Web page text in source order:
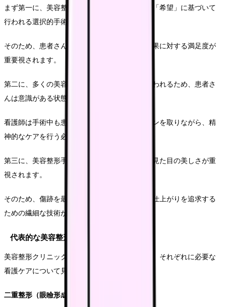
まず第一に、美容整形手術は「必要性」よりも「希望」に基づいて
行われる選択的手術がほとんどです。
そのため、患者さんの期待値が非常に高く、結果に対する満足度が
重要視されます。
第二に、多くの美容整形手術は局所麻酔下で行われるため、患者さ
んは意識がある状態です。
看護師は手術中も患者さんとコミュニケーションを取りながら、精
神的なケアを行う必要があります。
第三に、美容整形手術では、機能的側面よりも見た目の美しさが重
視されます。
そのため、傷跡を最小限にすることや、自然な仕上がりを追求する
ための繊細な技術が求められます。
代表的な美容整形手術と看護ケア
美容整形クリニックで行われる代表的な手術と、それぞれに必要な
看護ケアについて見ていきましょう。
二重整形（眼瞼形成）